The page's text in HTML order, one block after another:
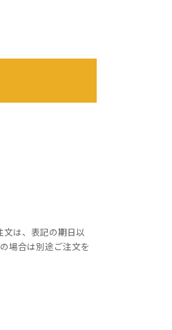
は、表記の期日以
場合は別途ご注文を